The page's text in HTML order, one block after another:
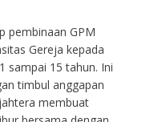
pembinaan GPM
Gereja kepada
sampai 15 tahun. Ini
timbul anggapan
membuat